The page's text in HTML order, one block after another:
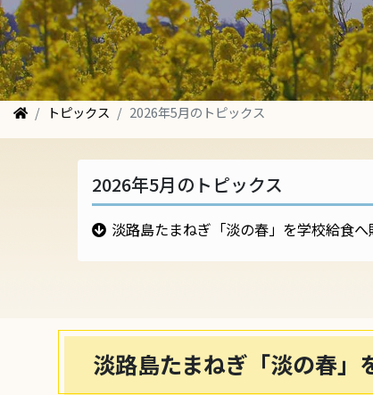
トピックス 2026年5月のトピックス
2026年5月のトピックス
淡路島たまねぎ「淡の春」を学校給食へ
淡路島たまねぎ「淡の春」